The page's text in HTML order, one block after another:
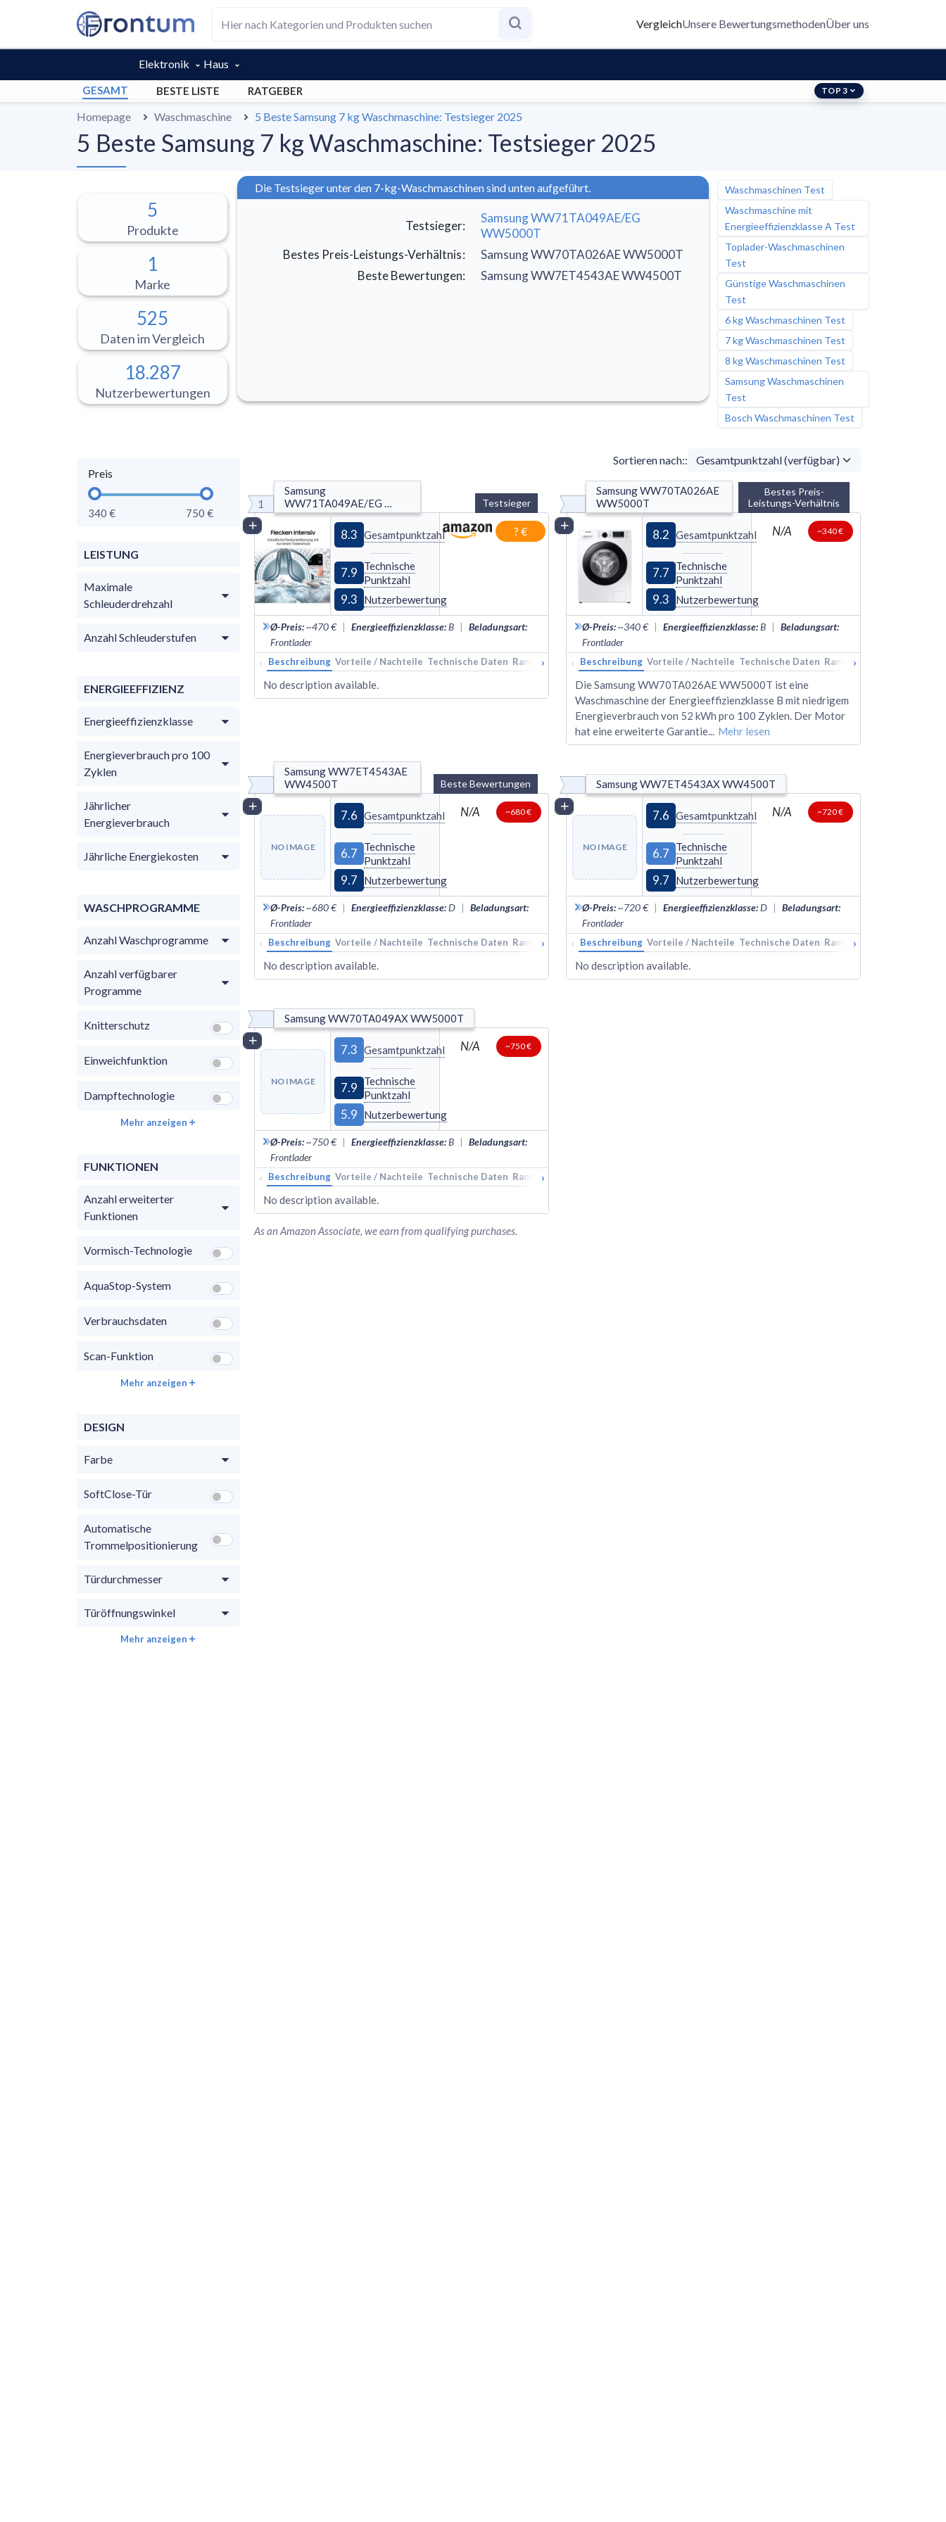
VergleichUnsere BewertungsmethodenÜber uns
Elektronik Haus
GESAMT BESTE LISTE RATGEBER TOP 3
Homepage Waschmaschine 5 Beste Samsung 7 kg Waschmaschine: Testsieger 2025
5 Beste Samsung 7 kg Waschmaschine: Testsieger 2025
5
Produkte
1
Marke
525
Daten im Vergleich
18.287
Nutzerbewertungen
Die Testsieger unter den 7-kg-Waschmaschinen sind unten aufgeführt.
Testsieger:
Samsung WW71TA049AE/EG
WW5000T
Bestes Preis-Leistungs-Verhältnis:
Samsung WW70TA026AE WW5000T
Beste Bewertungen: Samsung WW7ET4543AE WW4500T
Waschmaschinen Test
Waschmaschine mit
Energieeffizienzklasse A Test
Toplader-Waschmaschinen
Test
Günstige Waschmaschinen
Test
6 kg Waschmaschinen Test
7 kg Waschmaschinen Test
8 kg Waschmaschinen Test
Samsung Waschmaschinen
Test
Bosch Waschmaschinen Test
Preis
340 € 750 €
LEISTUNG
Maximale
Schleuderdrehzahl
Anzahl Schleuderstufen
ENERGIEEFFIZIENZ
Energieeffizienzklasse
Energieverbrauch pro 100
Zyklen
Jährlicher
Energieverbrauch
Jährliche Energiekosten
WASCHPROGRAMME
Anzahl Waschprogramme
Anzahl verfügbarer
Programme
Knitterschutz
Einweichfunktion
Dampftechnologie
Mehr anzeigen
FUNKTIONEN
Anzahl erweiterter
Funktionen
Vormisch-Technologie
AquaStop-System
Verbrauchsdaten
Scan-Funktion
Mehr anzeigen
DESIGN
Farbe
SoftClose-Tür
Automatische
Trommelpositionierung
Türdurchmesser
Türöffnungswinkel
Mehr anzeigen
Sortieren nach::
1
Samsung
WW71TA049AE/EG
WW5000T
Testsieger
Vergleich
8.3 Gesamtpunktzahl
7.9
Technische
Punktzahl
9.3 Nutzerbewertung
? €
Ø-Preis:~470 € | Energieeffizienzklasse:B | Beladungsart:
Frontlader
‹ Beschreibung Vorteile / Nachteile Technische Daten Rankings Alternativen
›
No description available.
Samsung WW70TA026AE
WW5000T
Bestes Preis-
Leistungs-Verhältnis
Vergleich
8.2 Gesamtpunktzahl
7.7
Technische
Punktzahl
9.3 Nutzerbewertung
N/A ~340 €
Ø-Preis:~340 € | Energieeffizienzklasse:B | Beladungsart:
Frontlader
‹ Beschreibung Vorteile / Nachteile Technische Daten Rankings
›
Die Samsung WW70TA026AE WW5000T ist eine
Waschmaschine der Energieeffizienzklasse B mit niedrigem
Energieverbrauch von 52 kWh pro 100 Zyklen. Der Motor
hat eine erweiterte Garantie... Mehr lesen
Samsung WW7ET4543AE
WW4500T
Beste Bewertungen
Vergleich
NO IMAGE
7.6 Gesamtpunktzahl
6.7
Technische
Punktzahl
9.7 Nutzerbewertung
N/A ~680 €
Ø-Preis:~680 € | Energieeffizienzklasse:D | Beladungsart:
Frontlader
‹ Beschreibung Vorteile / Nachteile Technische Daten Rankings Alternativen
›
No description available.
Samsung WW7ET4543AX WW4500T
Vergleich
NO IMAGE
7.6 Gesamtpunktzahl
6.7
Technische
Punktzahl
9.7 Nutzerbewertung
N/A ~720 €
Ø-Preis:~720 € | Energieeffizienzklasse:D | Beladungsart:
Frontlader
‹ Beschreibung Vorteile / Nachteile Technische Daten Rankings
›
No description available.
Samsung WW70TA049AX WW5000T
Vergleich
NO IMAGE
7.3 Gesamtpunktzahl
7.9
Technische
Punktzahl
5.9 Nutzerbewertung
N/A ~750 €
Ø-Preis:~750 € | Energieeffizienzklasse:B | Beladungsart:
Frontlader
‹ Beschreibung Vorteile / Nachteile Technische Daten Rankings
›
No description available.
As an Amazon Associate, we earn from qualifying purchases.